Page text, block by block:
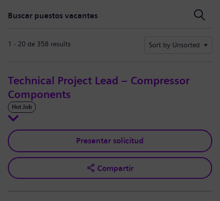
Buscar puestos vacantes
1 - 20 de 358 results Sort by Unsorted
Technical Project Lead – Compressor
Components
Hot Job
Presentar solicitud
Compartir